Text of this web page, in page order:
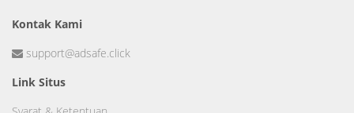
Kontak Kami
support@adsafe.click
Link Situs